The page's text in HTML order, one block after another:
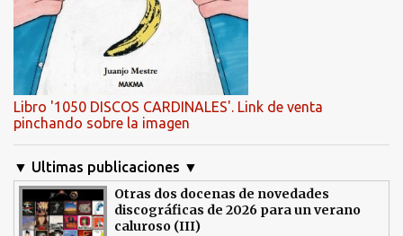
Libro '1050 DISCOS CARDINALES'. Link de venta
pinchando sobre la imagen
▼ Ultimas publicaciones ▼
Otras dos docenas de novedades
discográficas de 2026 para un verano
caluroso (III)